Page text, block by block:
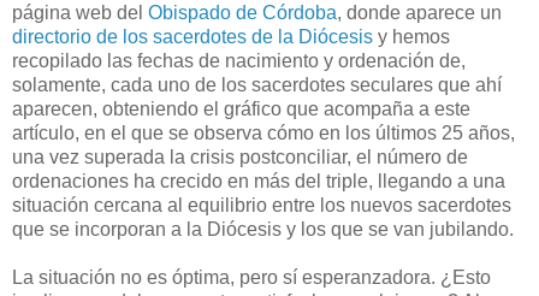
página web del Obispado de Córdoba, donde aparece un
directorio de los sacerdotes de la Diócesis y hemos
recopilado las fechas de nacimiento y ordenación de,
solamente, cada uno de los sacerdotes seculares que ahí
aparecen, obteniendo el gráfico que acompaña a este
artículo, en el que se observa cómo en los últimos 25 años,
una vez superada la crisis postconciliar, el número de
ordenaciones ha crecido en más del triple, llegando a una
situación cercana al equilibrio entre los nuevos sacerdotes
que se incorporan a la Diócesis y los que se van jubilando.
La situación no es óptima, pero sí esperanzadora. ¿Esto